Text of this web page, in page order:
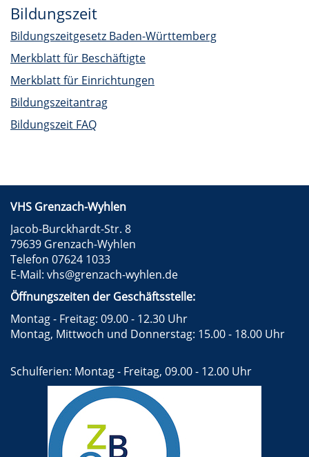
Bildungszeit
Bildungszeitgesetz Baden-Württemberg
Merkblatt für Beschäftigte
Merkblatt für Einrichtungen
Bildungszeitantrag
Bildungszeit FAQ
VHS Grenzach-Wyhlen
Jacob-Burckhardt-Str. 8
79639 Grenzach-Wyhlen
Telefon 07624 1033
E-Mail: vhs@grenzach-wyhlen.de
Öffnungszeiten der Geschäftsstelle:
Montag - Freitag: 09.00 - 12.30 Uhr
Montag, Mittwoch und Donnerstag: 15.00 - 18.00 Uhr
Schulferien: Montag - Freitag, 09.00 - 12.00 Uhr